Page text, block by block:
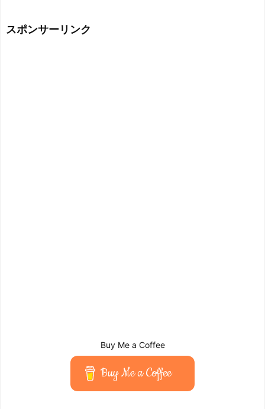
スポンサーリンク
Buy Me a Coffee
Buy Me a Coffee